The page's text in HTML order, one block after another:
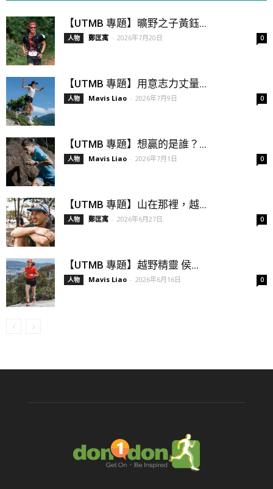
【UTMB 專題】曠野之子黃鈺...
人物 鄭匡寓 - 2026年7月20日 0
【UTMB 專題】用意志力丈量...
人物 Mavis Liao - 2026年7月9日 0
【UTMB 專題】想贏的是誰？...
人物 Mavis Liao - 2026年7月1日 0
【UTMB 專題】山在那裡，越...
人物 鄭匡寓 - 2026年6月27日 0
【UTMB 專題】越野精靈 侯...
人物 Mavis Liao - 2026年6月16日 0